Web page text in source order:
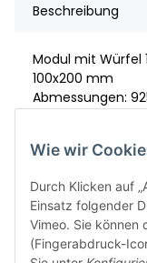
Beschreibung
Modul mit Würfel
100x200 mm
Abmessungen:
Wie wir
Durch Klicken auf
Einsatz folgender
Vimeo. Sie können
(Fingerabdruck-